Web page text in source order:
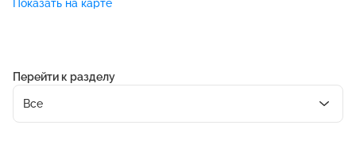
Перейти к разделу
Все
Показать на карте